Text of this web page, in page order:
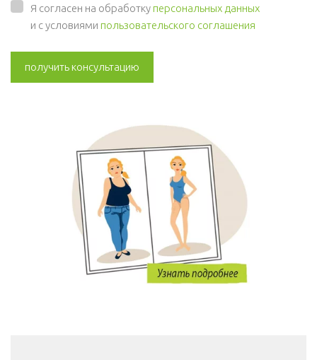
Я согласен на обработкуперсональных данных
и с условиями пользовательского соглашения
получить консультацию